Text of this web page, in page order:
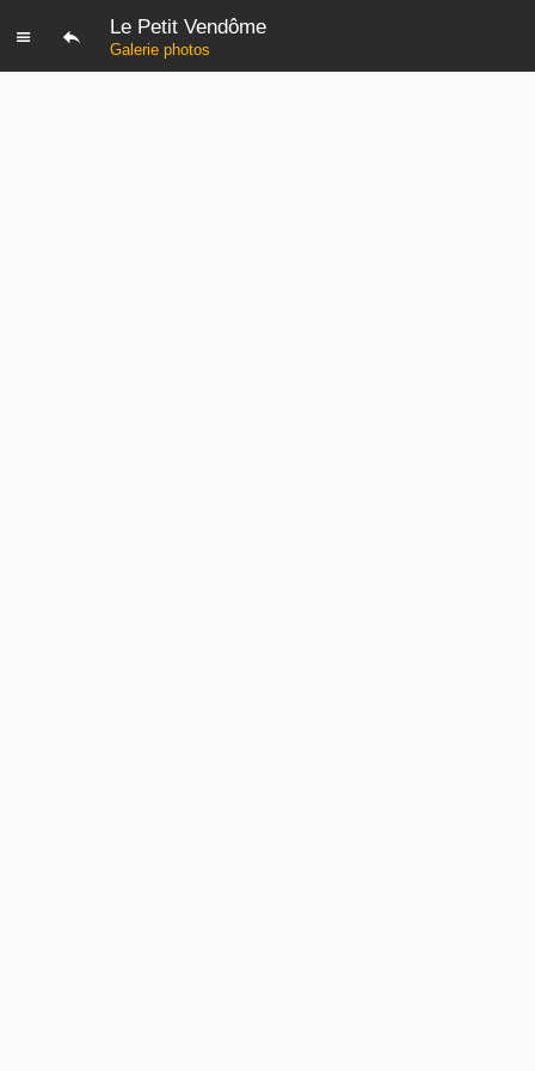
Le Petit Vendôme
Galerie photos